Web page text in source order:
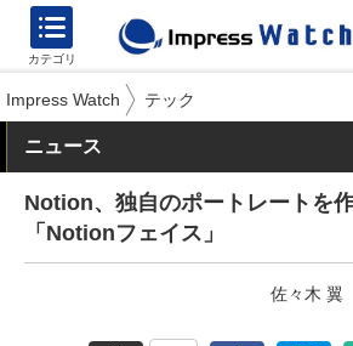
カテゴリ
Impress Watch テック
ニュース
Notion、独自のポートレートを
「Notionフェイス」
佐々木 翼